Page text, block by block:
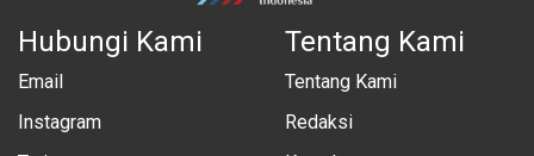
Hubungi Kami
Email
Instagram
Tentang Kami
Tentang Kami
Redaksi